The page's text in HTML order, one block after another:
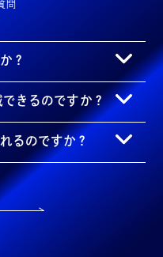
問
？
きるのですか？
るのですか？